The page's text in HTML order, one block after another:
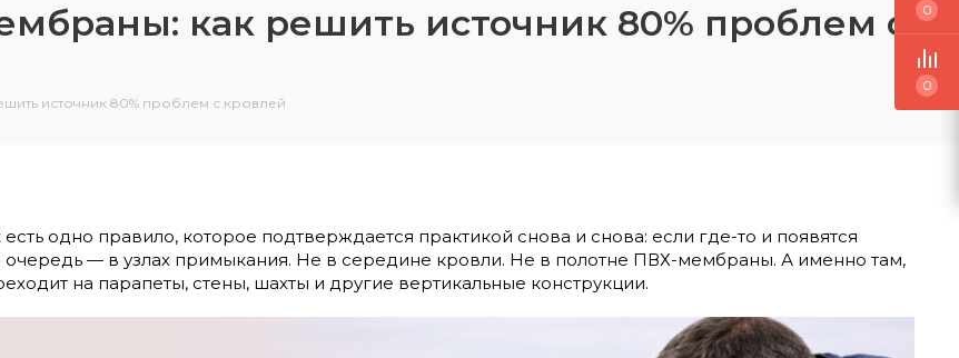
как решить источник 80% проблем с
источник 80% проблем с кровлей
одно правило, которое подтверждается практикой снова и снова: если где-то и появятся
— в узлах примыкания. Не в середине кровли. Не в полотне ПВХ-мембраны. А именно там,
на парапеты, стены, шахты и другие вертикальные конструкции.
0
0